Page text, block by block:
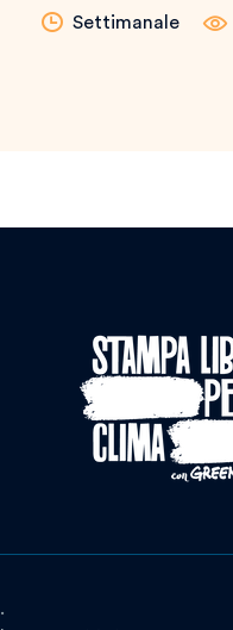
Settimanale